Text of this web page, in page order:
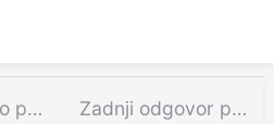
Kreirano pre Zadnji odgovor pre